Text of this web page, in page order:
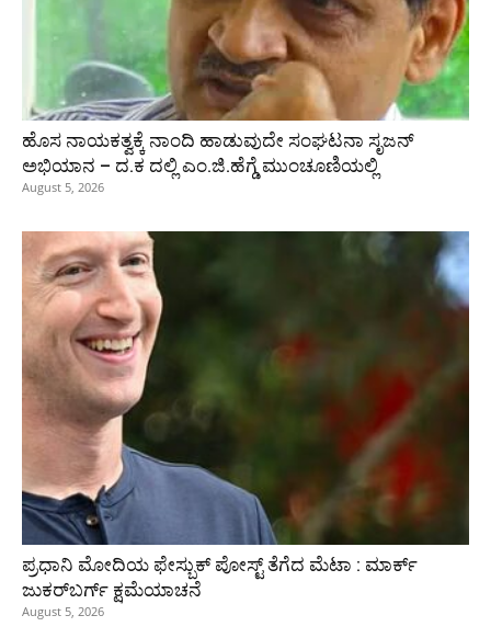
ಹೊಸ ನಾಯಕತ್ವಕ್ಕೆ ನಾಂದಿ ಹಾಡುವುದೇ ಸಂಘಟನಾ ಸೃಜನ್
ಅಭಿಯಾನ – ದ.ಕ ದಲ್ಲಿ ಎಂ.ಜಿ.ಹೆಗ್ಡೆ ಮುಂಚೂಣಿಯಲ್ಲಿ
August 5, 2026
ಪ್ರಧಾನಿ ಮೋದಿಯ ಫೇಸ್ಬುಕ್‌ ಪೋಸ್ಟ್‌ ತೆಗೆದ ಮೆಟಾ : ಮಾರ್ಕ್
ಜುಕರ್‌ಬರ್ಗ್ ಕ್ಷಮೆಯಾಚನೆ
August 5, 2026